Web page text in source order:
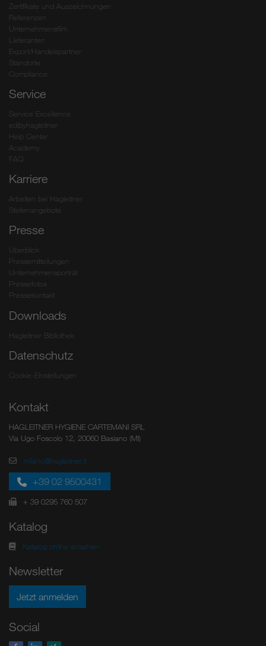
Zertifikate und Auszeichnungen
Referenzen
Unternehmensfilm
Lieferanten
Export/Handelspartner
Standorte
Compliance
Service
Service Excellence
edibyhagleitner
Help Center
Academy
FAQ
Karriere
Arbeiten bei Hagleitner
Stellenangebote
Presse
Überblick
Pressemitteilungen
Unternehmensporträt
Pressefotos
Pressekontakt
Downloads
Hagleitner Bibliothek
Datenschutz
Cookie-Einstellungen
Kontakt
HAGLEITNER HYGIENE CARTEMANI SRL
Via Ugo Foscolo 12, 20060 Basiano (MI)
milano@hagleitner.it
+39 02 9500431
+ 39 0295 760 507
Katalog
Katalog online ansehen
Newsletter
Jetzt anmelden
Social